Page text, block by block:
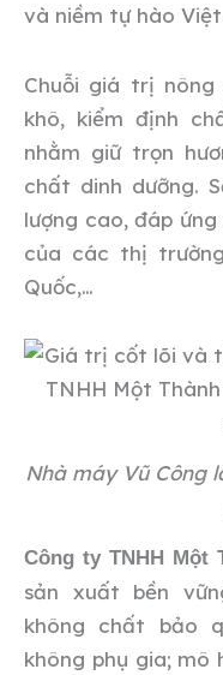
và niềm tự hào
Chuỗi giá trị
khô, kiểm định
nhằm giữ trọn
chất dinh dưỡng.
lượng cao, đáp
của các thị
Quốc,…
Nhà máy Vũ Công
Công ty TNHH Một
sản xuất bền
không chất bảo
không phụ gia; mô